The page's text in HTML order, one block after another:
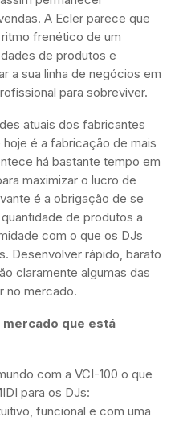
A Ecler parece que
frenético de um
de produtos e
a sua linha de negócios em
para sobreviver.
atuais dos fabricantes
é a fabricação de mais
há bastante tempo em
maximizar o lucro de
é a obrigação de se
de produtos a
com o que os DJs
Desenvolver rápido, barato
claramente algumas das
no mercado.
que está
com a VCI-100 o que
para os DJs:
funcional e com uma